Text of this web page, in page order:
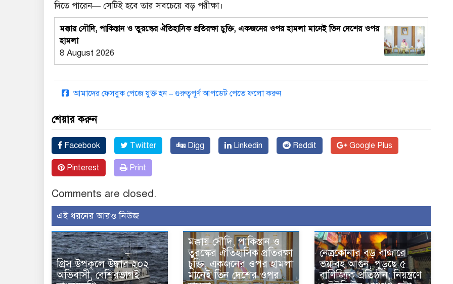
দিতে পারেন— সেটিই হবে তার সবচেয়ে বড় পরীক্ষা।
মক্কায় সৌদি, পাকিস্তান ও তুরস্কের ঐতিহাসিক প্রতিরক্ষা চুক্তি, একজনের ওপর হামলা মানেই তিন দেশের ওপর
হামলা
8 August 2026
আমাদের ফেসবুক পেজে যুক্ত হন – গুরুত্বপূর্ণ আপডেট পেতে ফলো করুন
শেয়ার করুন
Facebook Twitter Digg Linkedin Reddit Google Plus
Pinterest Print
Comments are closed.
এই ধরনের আরও নিউজ
গ্রিস উপকূলে উদ্ধার ২০২
অভিবাসী, বেশিরভাগই
মক্কায় সৌদি, পাকিস্তান ও
তুরস্কের ঐতিহাসিক প্রতিরক্ষা
চুক্তি, একজনের ওপর হামলা
মানেই তিন দেশের ওপর
নেত্রকোনার বড় বাজারে
ভয়াবহ আগুন, পুড়ছে ৫
বাণিজ্যিক প্রতিষ্ঠান; নিয়ন্ত্রণে